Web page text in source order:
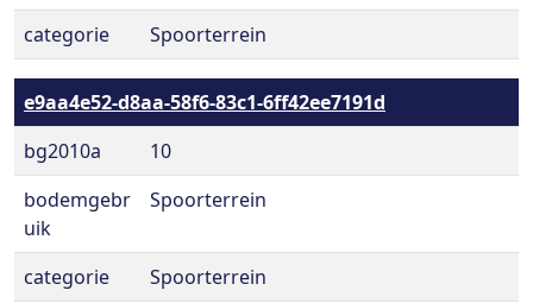
categorie Spoorterrein
e9aa4e52-d8aa-58f6-83c1-6ff42ee7191d
bg2010a
10
bodemgebr
uik
Spoorterrein
categorie Spoorterrein